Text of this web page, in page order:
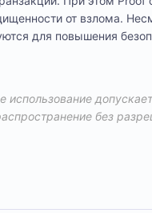
от взлома.
для повышения
без